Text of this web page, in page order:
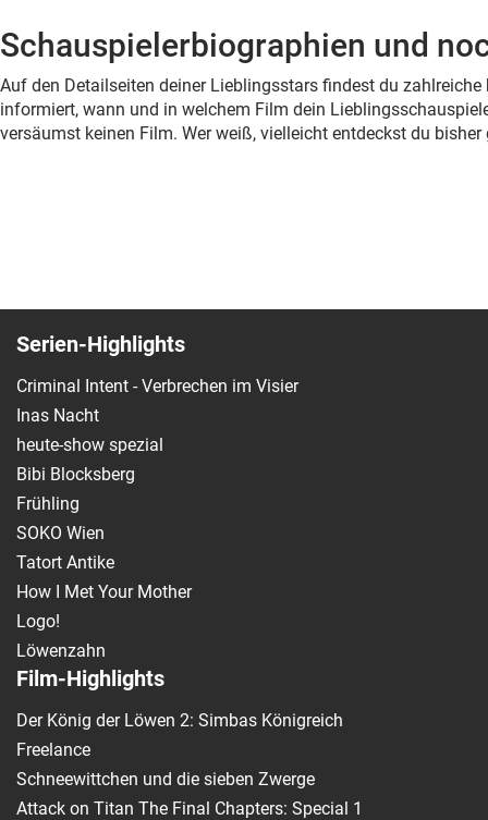
Schauspielerbiographien und
Auf den Detailseiten deiner Lieblingsstars findest du
informiert, wann und in welchem Film dein
versäumst keinen Film. Wer weiß, vielleicht entdeckst du
Serien-Highlights
Criminal Intent - Verbrechen im Visier
Inas Nacht
heute-show spezial
Bibi Blocksberg
Frühling
SOKO Wien
Tatort Antike
How I Met Your Mother
Logo!
Löwenzahn
Film-Highlights
Der König der Löwen 2: Simbas Königreich
Freelance
Schneewittchen und die sieben Zwerge
Attack on Titan The Final Chapters: Special 1